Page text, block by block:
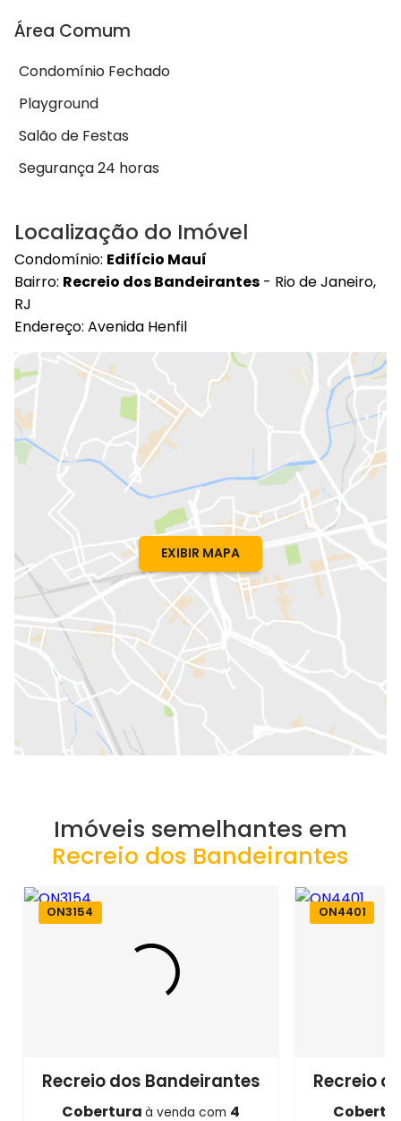
Área Comum
Condomínio Fechado
Playground
Salão de Festas
Segurança 24 horas
Localização do Imóvel
Condomínio: Edifício Mauí
Bairro: Recreio dos Bandeirantes - Rio de Janeiro,
RJ
Endereço: Avenida Henfil
EXIBIR MAPA
Imóveis semelhantes em
Recreio dos Bandeirantes
ON3154
Recreio dos Bandeirantes
Coberturaà venda com 4
ON4401
Recreio